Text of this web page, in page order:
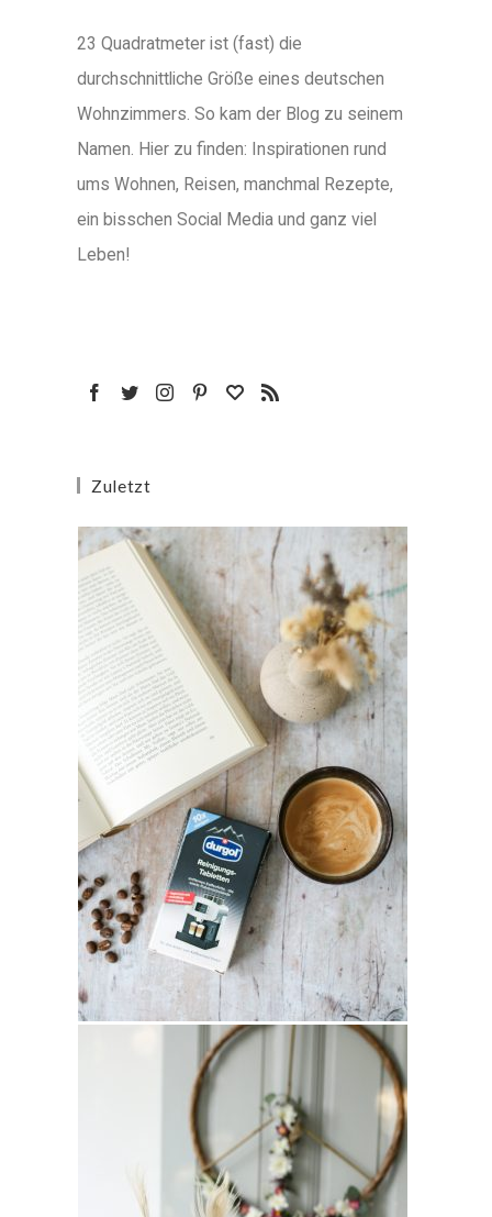
23 Quadratmeter ist (fast) die
durchschnittliche Größe eines deutschen
Wohnzimmers. So kam der Blog zu seinem
Namen. Hier zu finden: Inspirationen rund
ums Wohnen, Reisen, manchmal Rezepte,
ein bisschen Social Media und ganz viel
Leben!
Zuletzt